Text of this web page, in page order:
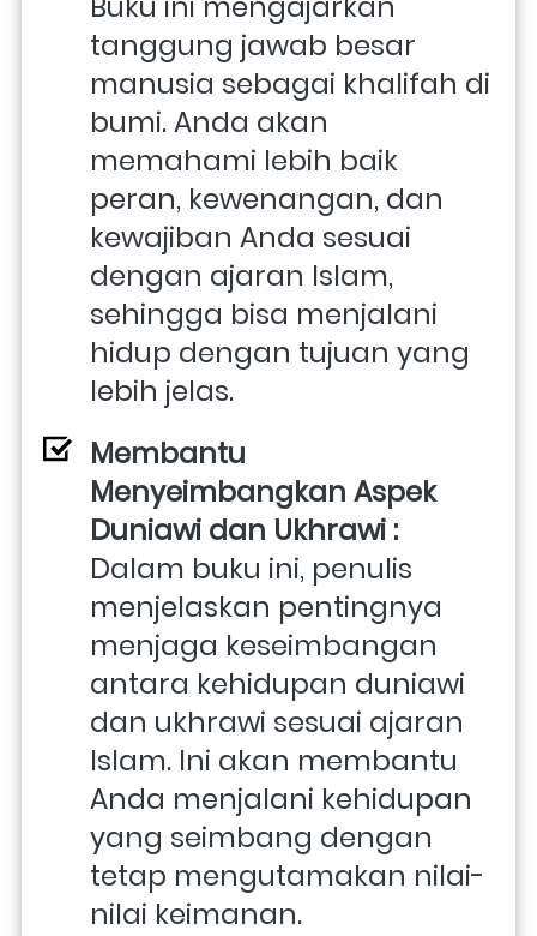
tanggung jawab besar
manusia sebagai khalifah di
bumi. Anda akan
memahami lebih baik
peran, kewenangan, dan
kewajiban Anda sesuai
dengan ajaran Islam,
sehingga bisa menjalani
hidup dengan tujuan yang
lebih jelas.
Membantu
Menyeimbangkan Aspek
Dalam buku ini, penulis
menjelaskan pentingnya
menjaga keseimbangan
antara kehidupan duniawi
dan ukhrawi sesuai ajaran
Islam. Ini akan membantu
Anda menjalani kehidupan
yang seimbang dengan
tetap mengutamakan nilai-
nilai keimanan.